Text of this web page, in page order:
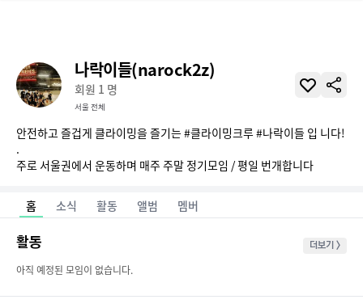
나락이들(narock2z)
회원 1 명
서울 전체
안전하고 즐겁게 클라이밍을 즐기는 #클라이밍크루 #나락이들 입 니다!
.
주로 서울권에서 운동하며 매주 주말 정기모임 / 평일 번개합니다
홈 소식 활동 앨범 멤버
활동 더보기 >
아직 예정된 모임이 없습니다.